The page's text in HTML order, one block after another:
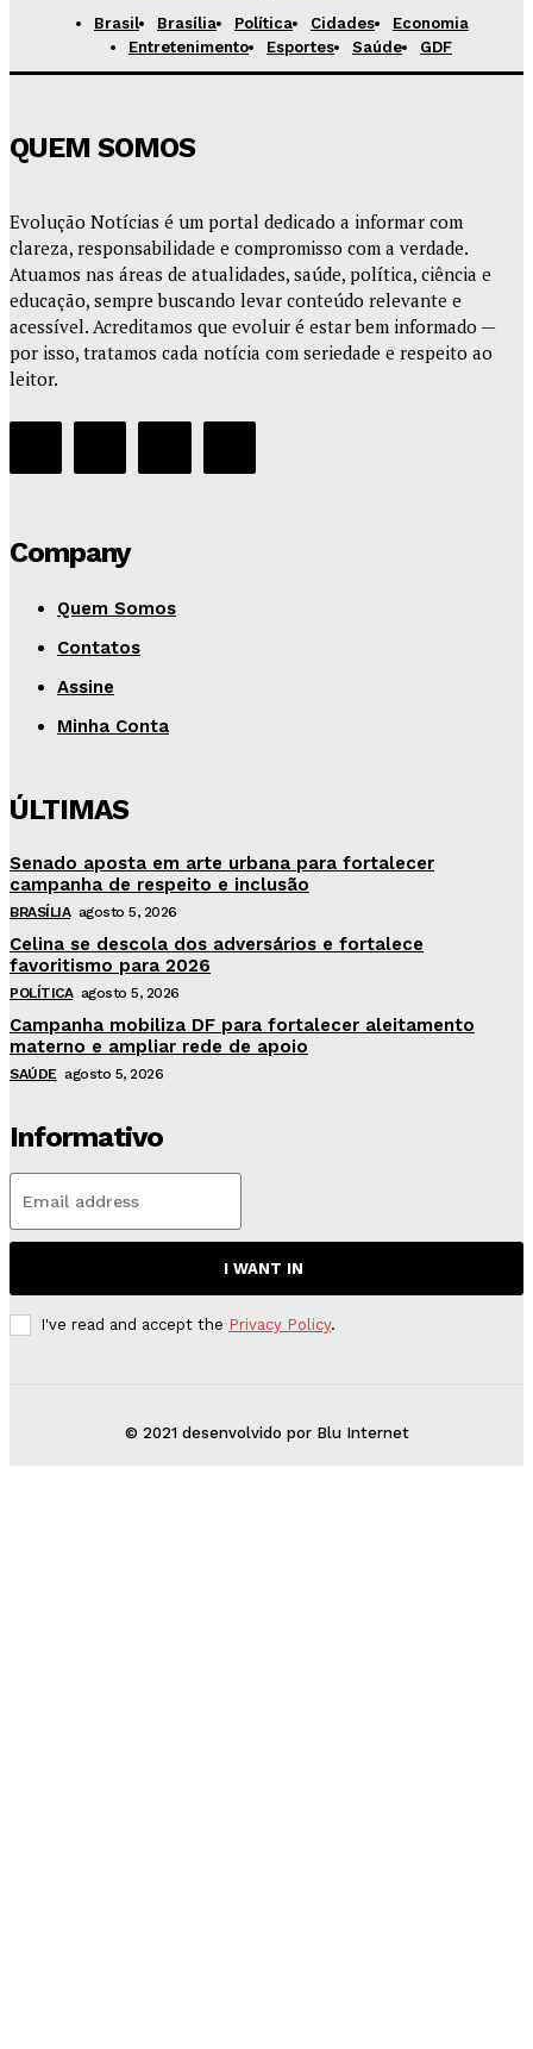
Brasil Brasília Política Cidades
Economia
Entretenimento
Esportes Saúde GDF
QUEM SOMOS
Evolução Notícias é um portal dedicado a informar com
clareza, responsabilidade e compromisso com a verdade.
Atuamos nas áreas de atualidades, saúde, política, ciência e
educação, sempre buscando levar conteúdo relevante e
acessível. Acreditamos que evoluir é estar bem informado —
por isso, tratamos cada notícia com seriedade e respeito ao
leitor.
Company
Quem Somos
Contatos
Assine
Minha Conta
ÚLTIMAS
Senado aposta em arte urbana para fortalecer
campanha de respeito e inclusão
BRASÍLIA agosto 5, 2026
Celina se descola dos adversários e fortalece
favoritismo para 2026
POLÍTICA agosto 5, 2026
Campanha mobiliza DF para fortalecer aleitamento
materno e ampliar rede de apoio
SAÚDE agosto 5, 2026
Informativo
I WANT IN
I've read and accept the Privacy Policy.
© 2021 desenvolvido por Blu Internet